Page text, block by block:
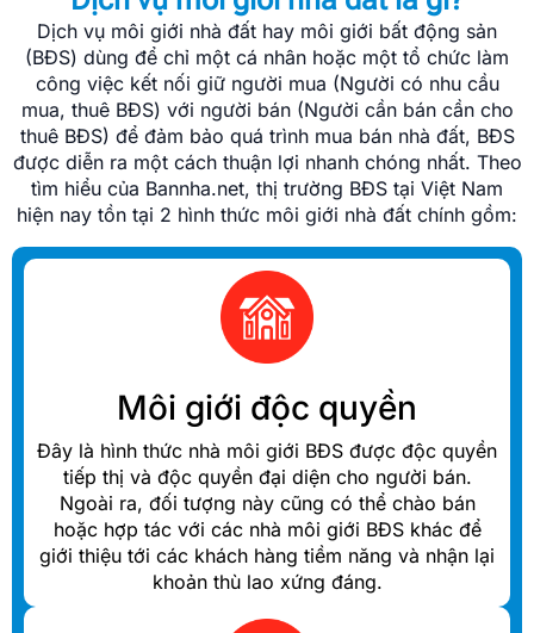
Dịch vụ môi giới nhà đất hay môi giới bất động sản
(BĐS) dùng để chỉ một cá nhân hoặc một tổ chức làm
công việc kết nối giữ người mua (Người có nhu cầu
mua, thuê BĐS) với người bán (Người cần bán cần cho
thuê BĐS) để đảm bảo quá trình mua bán nhà đất, BĐS
được diễn ra một cách thuận lợi nhanh chóng nhất. Theo
tìm hiểu của Bannha.net, thị trường BĐS tại Việt Nam
hiện nay tồn tại 2 hình thức môi giới nhà đất chính gồm:
Môi giới độc quyền
Đây là hình thức nhà môi giới BĐS được độc quyền
tiếp thị và độc quyền đại diện cho người bán.
Ngoài ra, đối tượng này cũng có thể chào bán
hoặc hợp tác với các nhà môi giới BĐS khác để
giới thiệu tới các khách hàng tiềm năng và nhận lại
khoản thù lao xứng đáng.